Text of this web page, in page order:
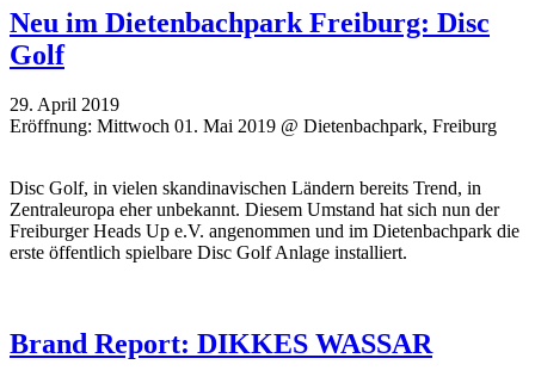
Neu im Dietenbachpark Freiburg: Disc
Golf
29. April 2019
Eröffnung: Mittwoch 01. Mai 2019 @ Dietenbachpark, Freiburg
Disc Golf, in vielen skandinavischen Ländern bereits Trend, in
Zentraleuropa eher unbekannt. Diesem Umstand hat sich nun der
Freiburger Heads Up e.V. angenommen und im Dietenbachpark die
erste öffentlich spielbare Disc Golf Anlage installiert.
Brand Report: DIKKES WASSAR